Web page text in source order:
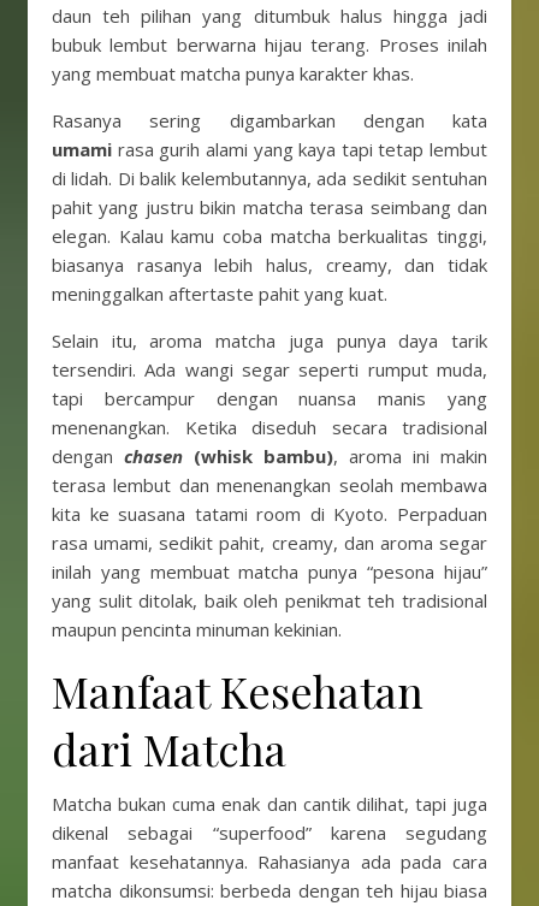
daun teh pilihan yang ditumbuk halus hingga jadi
bubuk lembut berwarna hijau terang. Proses inilah
yang membuat matcha punya karakter khas.
Rasanya sering digambarkan dengan kata
umami rasa gurih alami yang kaya tapi tetap lembut
di lidah. Di balik kelembutannya, ada sedikit sentuhan
pahit yang justru bikin matcha terasa seimbang dan
elegan. Kalau kamu coba matcha berkualitas tinggi,
biasanya rasanya lebih halus, creamy, dan tidak
meninggalkan aftertaste pahit yang kuat.
Selain itu, aroma matcha juga punya daya tarik
tersendiri. Ada wangi segar seperti rumput muda,
tapi bercampur dengan nuansa manis yang
menenangkan. Ketika diseduh secara tradisional
dengan chasen (whisk bambu), aroma ini makin
terasa lembut dan menenangkan seolah membawa
kita ke suasana tatami room di Kyoto. Perpaduan
rasa umami, sedikit pahit, creamy, dan aroma segar
inilah yang membuat matcha punya “pesona hijau”
yang sulit ditolak, baik oleh penikmat teh tradisional
maupun pencinta minuman kekinian.
Manfaat Kesehatan
dari Matcha
Matcha bukan cuma enak dan cantik dilihat, tapi juga
dikenal sebagai “superfood” karena segudang
manfaat kesehatannya. Rahasianya ada pada cara
matcha dikonsumsi: berbeda dengan teh hijau biasa